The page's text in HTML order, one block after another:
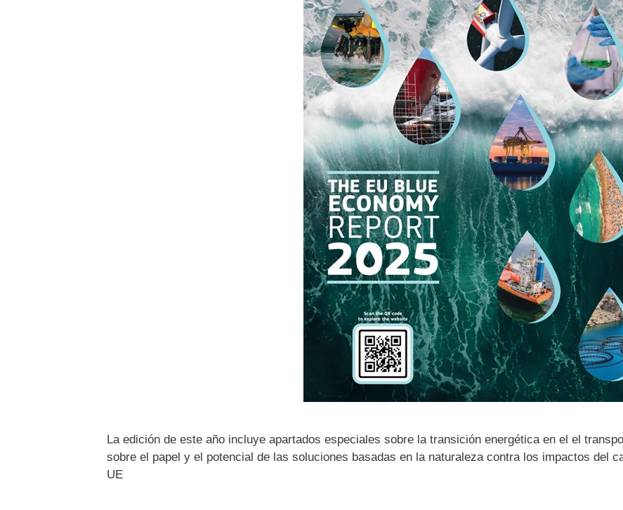
La edición de este año incluye apartados especiales sobre la transición energética en el el
sobre el papel y el potencial de las soluciones basadas en la naturaleza contra los impactos del
UE